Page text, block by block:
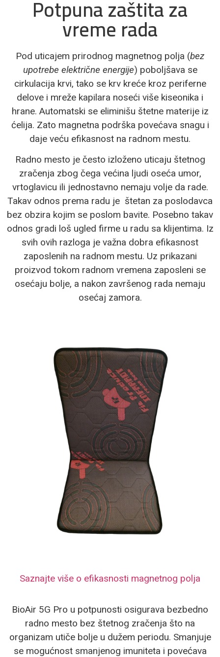
Potpuna zaštita za
vreme rada
Pod uticajem prirodnog magnetnog polja (bez
upotrebe električne energije) poboljšava se
cirkulacija krvi, tako se krv kreće kroz periferne
delove i mreže kapilara noseći više kiseonika i
hrane. Automatski se eliminišu štetne materije iz
ćelija. Zato magnetna podrška povećava snagu i
daje veću efikasnost na radnom mestu.
Radno mesto je često izloženo uticaju štetnog
zračenja zbog čega većina ljudi oseća umor,
vrtoglavicu ili jednostavno nemaju volje da rade.
Takav odnos prema radu je štetan za poslodavca
bez obzira kojim se poslom bavite. Posebno takav
odnos gradi loš ugled firme u radu sa klijentima. Iz
svih ovih razloga je važna dobra efikasnost
zaposlenih na radnom mestu. Uz prikazani
proizvod tokom radnom vremena zaposleni se
osećaju bolje, a nakon završenog rada nemaju
osećaj zamora.
Saznajte više o efikasnosti magnetnog polja
BioAir 5G Pro u potpunosti osigurava bezbedno
radno mesto bez štetnog zračenja što na
organizam utiče bolje u dužem periodu. Smanjuje
se mogućnost smanjenog imuniteta i povećava